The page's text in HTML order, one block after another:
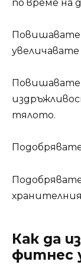
по време на
Повишавате
Повишавате
тялото.
Как да
фитнес